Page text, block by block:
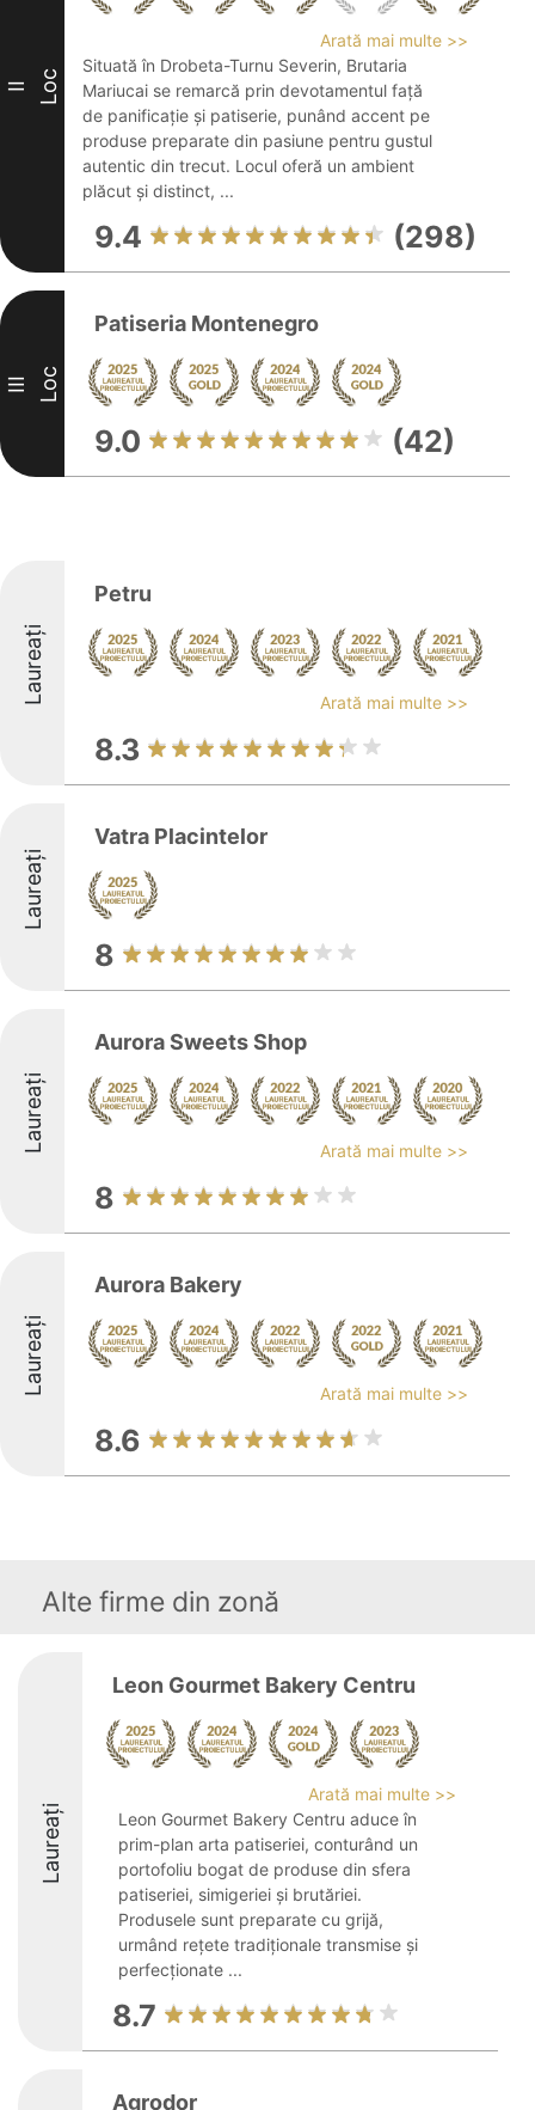
II Loc
Arată mai multe >>
Situată în Drobeta-Turnu Severin, Brutaria
Mariucai se remarcă prin devotamentul față
de panificație și patiserie, punând accent pe
produse preparate din pasiune pentru gustul
autentic din trecut. Locul oferă un ambient
plăcut și distinct, ...
9.4 (298)
III Loc
Patiseria Montenegro
9.0 (42)
Laureați
Petru
Arată mai multe >>
8.3
Laureați
Vatra Placintelor
8
Laureați
Aurora Sweets Shop
Arată mai multe >>
8
Laureați
Aurora Bakery
Arată mai multe >>
8.6
Alte firme din zonă
Laureați
Leon Gourmet Bakery Centru
Arată mai multe >>
Leon Gourmet Bakery Centru aduce în
prim-plan arta patiseriei, conturând un
portofoliu bogat de produse din sfera
patiseriei, simigeriei și brutăriei.
Produsele sunt preparate cu grijă,
urmând rețete tradiționale transmise și
perfecționate ...
8.7
Agrodor